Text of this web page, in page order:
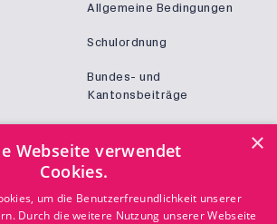
Allgemeine Bedingungen
Schulordnung
Bundes- und
Kantonsbeiträge
×
Webseite verwendet
Cookies.
um die Benutzerfreundlichkeit unserer
Durch die weitere Nutzung unserer Webseite